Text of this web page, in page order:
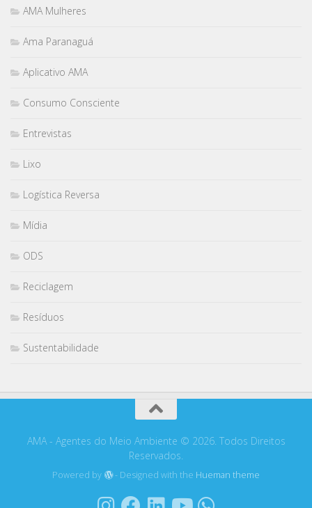
AMA Mulheres
Ama Paranaguá
Aplicativo AMA
Consumo Consciente
Entrevistas
Lixo
Logística Reversa
Mídia
ODS
Reciclagem
Resíduos
Sustentabilidade
AMA - Agentes do Meio Ambiente © 2026. Todos Direitos
Reservados.
Powered by - Designed with the Hueman theme